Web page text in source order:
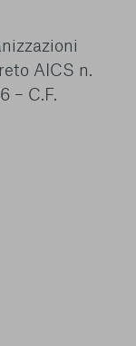
AICS n.
– C.F.